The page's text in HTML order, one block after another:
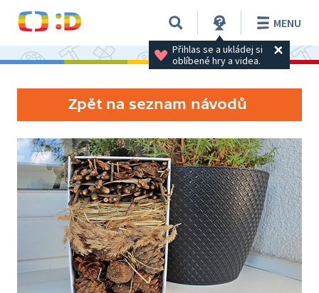
Přihlas se a ukládej si
oblíbené hry a videa.
MENU
Zpět na seznam návodů